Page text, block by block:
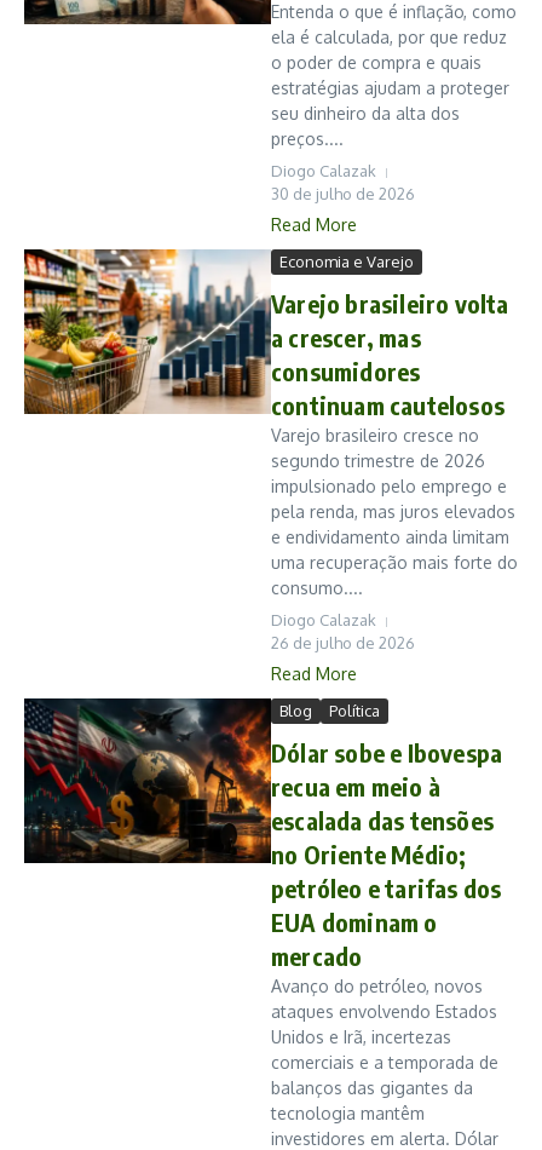
Entenda o que é inflação, como
ela é calculada, por que reduz
o poder de compra e quais
estratégias ajudam a proteger
seu dinheiro da alta dos
preços....
Diogo Calazak
30 de julho de 2026
Read More
Economia e Varejo
Varejo brasileiro volta
a crescer, mas
consumidores
continuam cautelosos
Varejo brasileiro cresce no
segundo trimestre de 2026
impulsionado pelo emprego e
pela renda, mas juros elevados
e endividamento ainda limitam
uma recuperação mais forte do
consumo....
Diogo Calazak
26 de julho de 2026
Read More
Blog Política
Dólar sobe e Ibovespa
recua em meio à
escalada das tensões
no Oriente Médio;
petróleo e tarifas dos
EUA dominam o
mercado
Avanço do petróleo, novos
ataques envolvendo Estados
Unidos e Irã, incertezas
comerciais e a temporada de
balanços das gigantes da
tecnologia mantêm
investidores em alerta. Dólar